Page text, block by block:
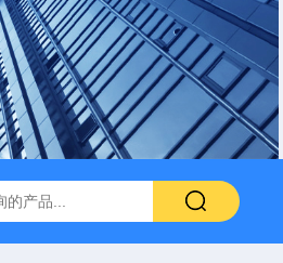
ORIENTALMOTOR东方马达